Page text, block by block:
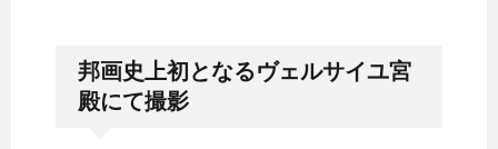
邦画史上初となるヴェルサイユ宮
殿にて撮影